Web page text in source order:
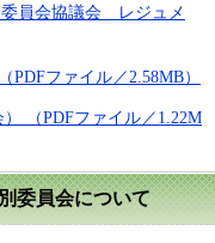
員会協議会 レジュメ
ファイル／2.58MB）
（PDFファイル／1.22M
委員会について